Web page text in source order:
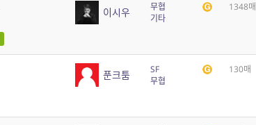
이시우
무협
기타
1348매
푼크툼
SF
무협
130매